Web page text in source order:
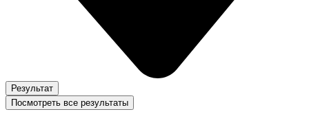
Результат
Посмотреть все результаты